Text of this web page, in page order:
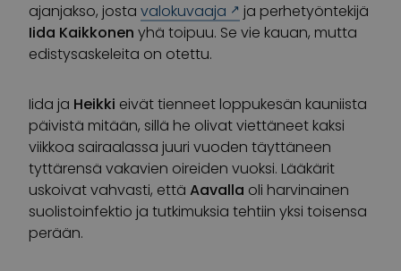
ajanjakso, josta valokuvaaja
ja perhetyöntekijä
Iida Kaikkonen yhä toipuu. Se vie kauan, mutta
edistysaskeleita on otettu.
Iida ja Heikki eivät tienneet loppukesän kauniista
päivistä mitään, sillä he olivat viettäneet kaksi
viikkoa sairaalassa juuri vuoden täyttäneen
tyttärensä vakavien oireiden vuoksi. Lääkärit
uskoivat vahvasti, että Aavalla oli harvinainen
suolistoinfektio ja tutkimuksia tehtiin yksi toisensa
perään.